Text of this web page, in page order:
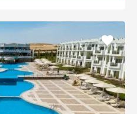
Přidat
do